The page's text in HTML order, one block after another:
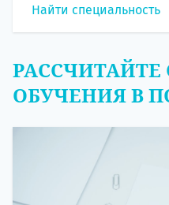
Найти специальность
ОБУЧЕНИЯ В